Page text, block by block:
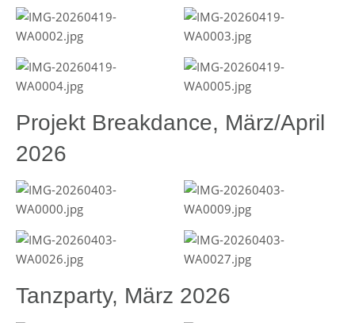
Projekt Breakdance, März/April
2026
Tanzparty, März 2026